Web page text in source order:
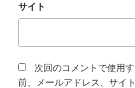
サイト
次回のコメントで使用
前、メールアドレス、サイ